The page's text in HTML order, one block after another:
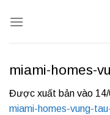
qua
miami-homes-
Được xuất bản vào
miami-homes-vung-